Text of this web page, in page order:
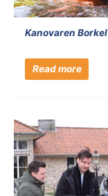
Kanovaren Borkel
Read more